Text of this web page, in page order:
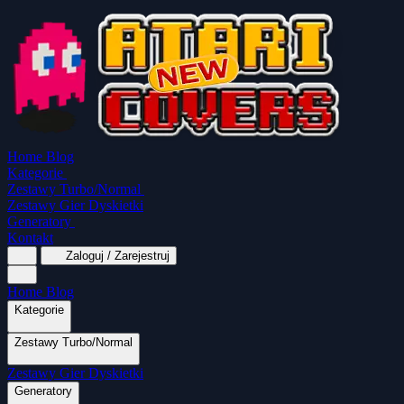
Home Blog
Kategorie
Zestawy Turbo/Normal
Zestawy Gier Dyskietki
Generatory
Kontakt
Zaloguj / Zarejestruj
Home Blog
Kategorie
Wszystkie kategorie
Zestawy Turbo/Normal
MapaSoft Turbo ROM SparkTurbo 2000
Mina Grubcio Normal
Zestawy Gier Dyskietki
Generatory